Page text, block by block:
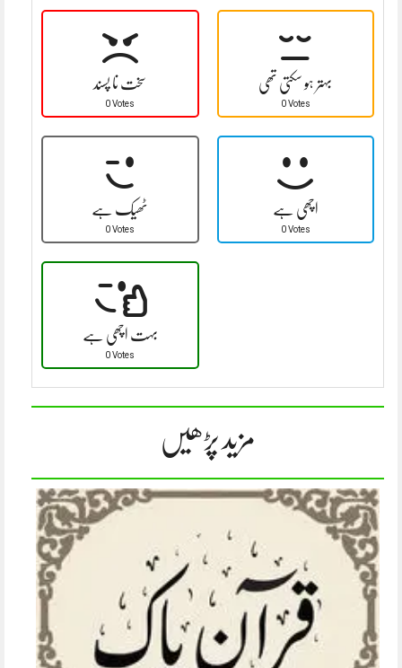
سخت نا پسند
0 Votes
بہتر ہو سکتی تھی
0 Votes
ٹھیک ہے
0 Votes
اچھی ہے
0 Votes
بہت اچھی ہے
0 Votes
مزید پڑھیں